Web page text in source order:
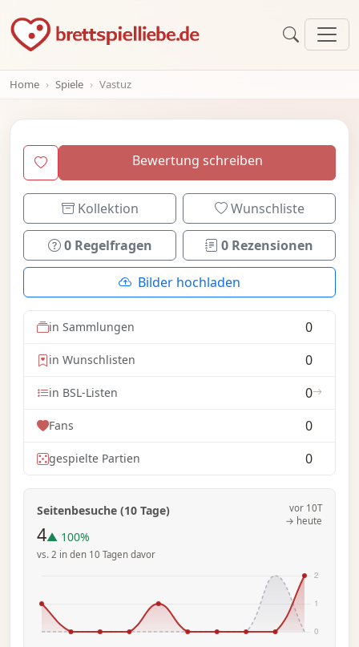
Home Spiele Vastuz
Bewertung schreiben
Kollektion Wunschliste
0 Regelfragen 0 Rezensionen
Bilder hochladen
in Sammlungen 0
in Wunschlisten 0
in BSL-Listen 0
Fans 0
gespielte Partien 0
Seitenbesuche (10 Tage)
4▲ 100%
vs. 2 in den 10 Tagen davor
vor 10T
→ heute